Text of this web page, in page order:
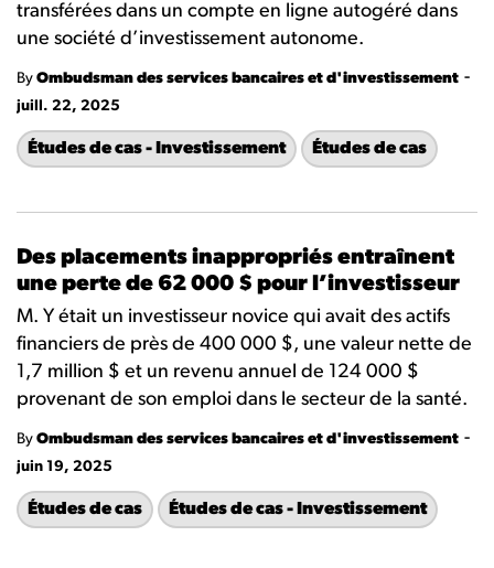
transférées dans un compte en ligne autogéré dans
une société d’investissement autonome.
By Ombudsman des services bancaires et d'investissement -
juill. 22, 2025
Études de cas - Investissement Études de cas
Des placements inappropriés entraînent
une perte de 62 000 $ pour l’investisseur
M. Y était un investisseur novice qui avait des actifs
financiers de près de 400 000 $, une valeur nette de
1,7 million $ et un revenu annuel de 124 000 $
provenant de son emploi dans le secteur de la santé.
By Ombudsman des services bancaires et d'investissement -
juin 19, 2025
Études de cas Études de cas - Investissement